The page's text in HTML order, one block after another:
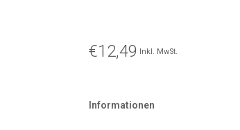
€12,49 Inkl. MwSt.
Informationen